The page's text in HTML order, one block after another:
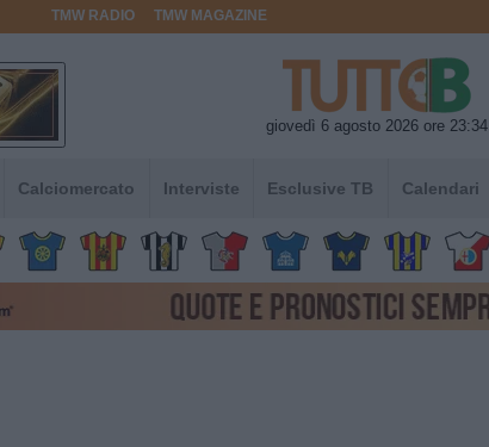
TMW RADIO TMW MAGAZINE
giovedì 6 agosto 2026 ore 23:34
Calciomercato Interviste Esclusive TB Calendari